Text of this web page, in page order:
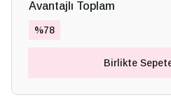
Avantajlı Toplam
%78
Birlikte